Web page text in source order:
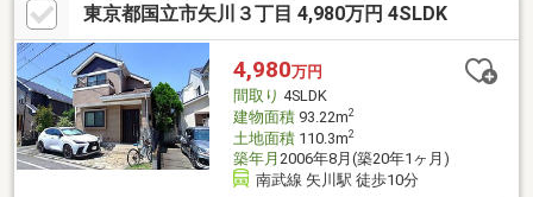
東京都国立市矢川３丁目 4,980万円 4SLDK
4,980万円
間取り 4SLDK
建物面積93.22m2
土地面積110.3m2
築年月 2006年8月(築20年1ヶ月)
南武線 矢川駅 徒歩10分